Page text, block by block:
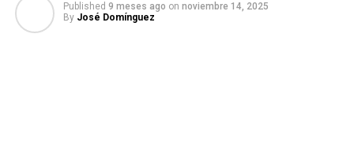
Published 9 meses ago on noviembre 14, 2025
By José Domínguez